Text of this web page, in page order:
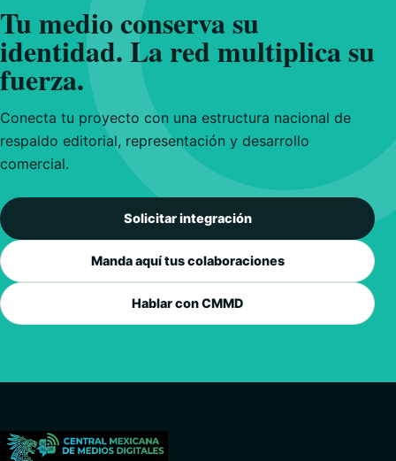
Tu medio conserva su
identidad. La red multiplica su
fuerza.
Conecta tu proyecto con una estructura nacional de
respaldo editorial, representación y desarrollo
comercial.
Solicitar integración
Manda aquí tus colaboraciones
Hablar con CMMD